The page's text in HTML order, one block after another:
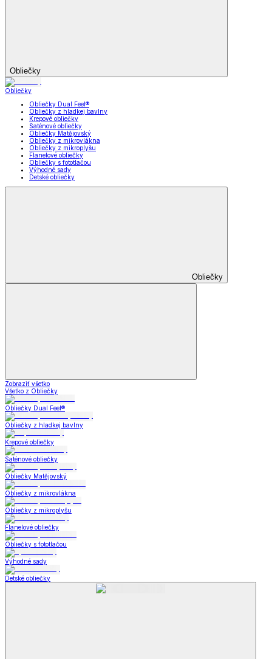
Obliečky
Obliečky
Obliečky Dual Feel®
Obliečky z hladkej bavlny
Krepové obliečky
Saténové obliečky
Obliečky Matějovský
Obliečky z mikrovlákna
Obliečky z mikroplyšu
Flanelové obliečky
Obliečky s fototlačou
Výhodné sady
Detské obliečky
Obliečky
Zobraziť všetko
Všetko z Obliečky
Obliečky Dual Feel®
Obliečky z hladkej bavlny
Krepové obliečky
Saténové obliečky
Obliečky Matějovský
Obliečky z mikrovlákna
Obliečky z mikroplyšu
Flanelové obliečky
Obliečky s fototlačou
Výhodné sady
Detské obliečky